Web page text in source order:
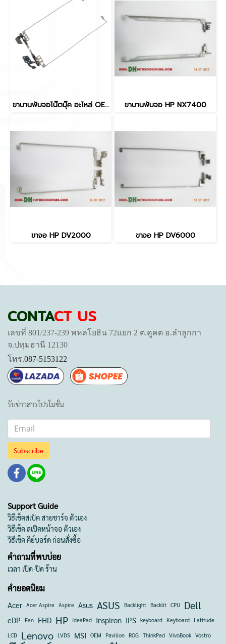
ขาบานพับจอโน๊ตบุ๊ค อะไหล่ OEM คุณภาพสูง สำหรับ HP Pavilion 15-EG และ 15-EH ใช้ทดแทนของเดิมได้ ขาบานพับจอ HP NX7400
ขาจอ HP DV2000 ขาจอ HP DV6000
CONTACT US
เลขที่ 801/237-239 พหลโยธิน 72แยก 2 ต.คูคต อ.ลำลูกกา
จ.ปทุมธานี 12130
โทร.087-5153122
รับข่าวสารโปรโมชั่น
Subscribe
Support Guide
วิธีเช็คสเป็ค สายชาร์จ ตัวเอง
วิธีเช็ค สเป็คหน้าจอ ตัวเอง
วิธีเช็ค คีย์บอร์ด ก่อนสั่งซื้อ
คำถามที่พบบ่อย
เวลา เปิด-ปิด ร้าน
คำยอดนิยม
Acer Acer Aspire Aspire Asus ASUS Backlight Backlit CPU Dell
eDP Fan FHD HP IdeaPad Inspiron IPS keyboard Keyboard Latitude
LCD Lenovo LVDS MSI OEM Pavilion ROG ThinkPad VivoBook Vostro